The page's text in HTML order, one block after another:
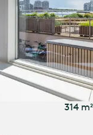
314 m²